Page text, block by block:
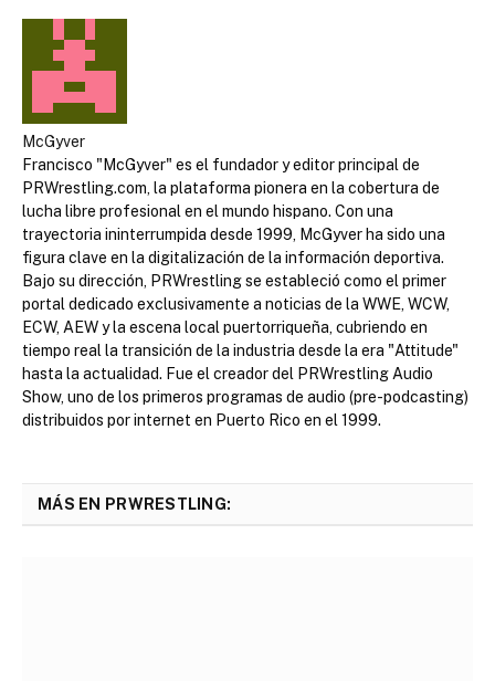
McGyver
Francisco "McGyver" es el fundador y editor principal de
PRWrestling.com, la plataforma pionera en la cobertura de
lucha libre profesional en el mundo hispano. Con una
trayectoria ininterrumpida desde 1999, McGyver ha sido una
figura clave en la digitalización de la información deportiva.
Bajo su dirección, PRWrestling se estableció como el primer
portal dedicado exclusivamente a noticias de la WWE, WCW,
ECW, AEW y la escena local puertorriqueña, cubriendo en
tiempo real la transición de la industria desde la era "Attitude"
hasta la actualidad. Fue el creador del PRWrestling Audio
Show, uno de los primeros programas de audio (pre-podcasting)
distribuidos por internet en Puerto Rico en el 1999.
MÁS EN PRWRESTLING: